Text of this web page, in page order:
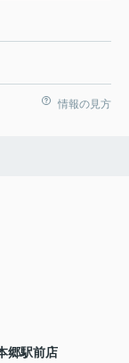
情報の見方
郷駅前店